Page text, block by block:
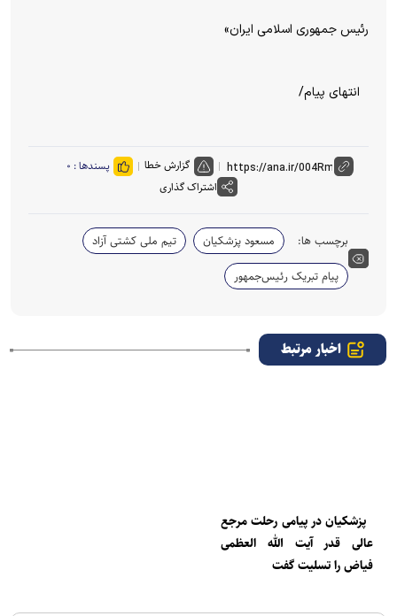
رئیس جمهوری اسلامی ایران»
انتهای پیام/
گزارش خطا پسندها : ۰
اشتراک گذاری
برچسب ها: مسعود پزشکیان
تیم ملی کشتی آزاد
پیام تبریک رئیس‌جمهور
اخبار مرتبط
پزشکیان در پیامی رحلت مرجع
عالی قدر آیت الله العظمی
فیاض را تسلیت گفت